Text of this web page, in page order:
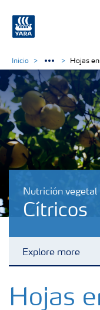
Nutrición vegetal
Cítricos
Explore more
Fertilizantes
Inicio Hojas
Hojas